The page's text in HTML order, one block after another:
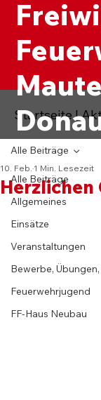
Alle Beiträge
Allgemeines
Einsätze
Veranstaltungen
Bewerbe,
Feuerwehrjugend
FF-Haus Neubau
Alle Beiträge
Herzlichen
10. Feb. 1 Min. Lesezeit
Startseite|